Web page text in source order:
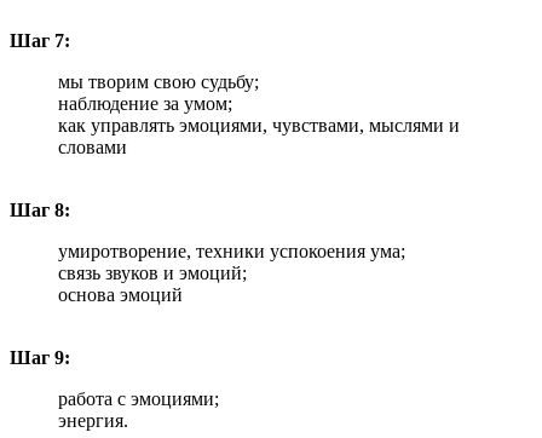
Шаг 7:
мы творим свою судьбу;
наблюдение за умом;
как управлять эмоциями, чувствами, мыслями и
словами
Шаг 8:
умиротворение, техники успокоения ума;
связь звуков и эмоций;
основа эмоций
Шаг 9:
работа с эмоциями;
энергия.